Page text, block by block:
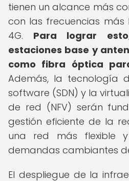
tienen un alcance más
con las frecuencias
4G. Para lograr
estaciones base y
como fibra óptica
Además, la tecnología
software (SDN) y la
de red (NFV) serán
gestión eficiente de la
una red más flexible
demandas cambiantes
El despliegue de la